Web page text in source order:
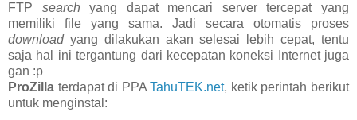
FTP search yang dapat mencari server tercepat yang
memiliki file yang sama. Jadi secara otomatis proses
downloadyang dilakukan akan selesai lebih cepat, tentu
saja hal ini tergantung dari kecepatan koneksi Internet juga
gan :p
ProZilla terdapat di PPATahuTEK.net, ketik perintah berikut
untuk menginstal: